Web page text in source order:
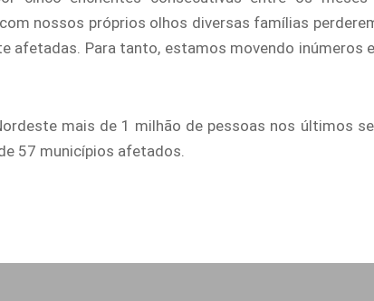
nossos próprios olhos diversas famílias
afetadas. Para tanto, estamos movendo inúmeros
mais de 1 milhão de pessoas nos últimos
57 municípios afetados.